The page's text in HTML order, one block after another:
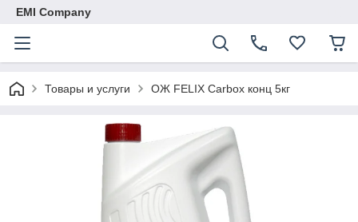
EMI Company
Товары и услуги ОЖ FELIX Carbox конц 5кг